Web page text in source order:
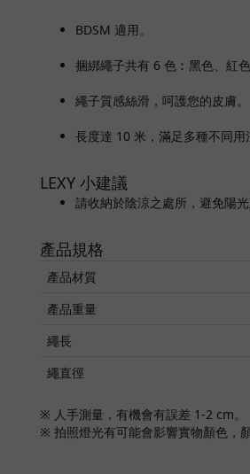
BDSM 適用。
捆綁繩子共有 6 色︰黑色、紅
繩子質感絲滑，呵護您的皮膚。
長度達 10 米，滿足多種不同用
LEXY 小建議
請收納於陰涼之處所，避免陽
產品規格
產品材質
產品重量
繩長
繩直徑
※ 人手測量，有機會有誤差 1-2 cm。
※ 拍照燈光有可能會影響實物顏色，